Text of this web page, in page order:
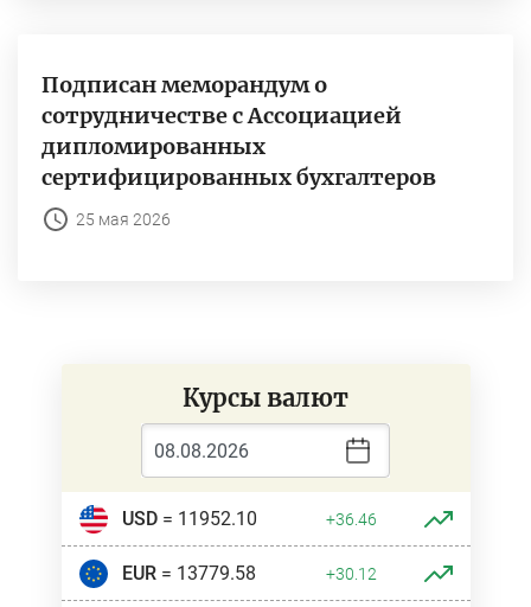
Подписан меморандум о
сотрудничестве с Ассоциацией
дипломированных
сертифицированных бухгалтеров
25 мая 2026
Курсы валют
USD= 11952.10 +36.46
EUR= 13779.58 +30.12